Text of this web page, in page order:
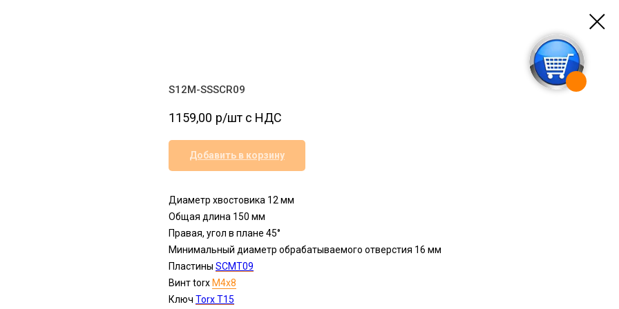
S12M-SSSCR09
1159,00 р/шт c НДС
Добавить в корзину
Диаметр хвостовика 12 мм
Общая длина 150 мм
Правая, угол в плане 45°
Минимальный диаметр обрабатываемого отверстия 16 мм
Пластины SСMT09
Винт torx M4x8
Ключ Torx T15